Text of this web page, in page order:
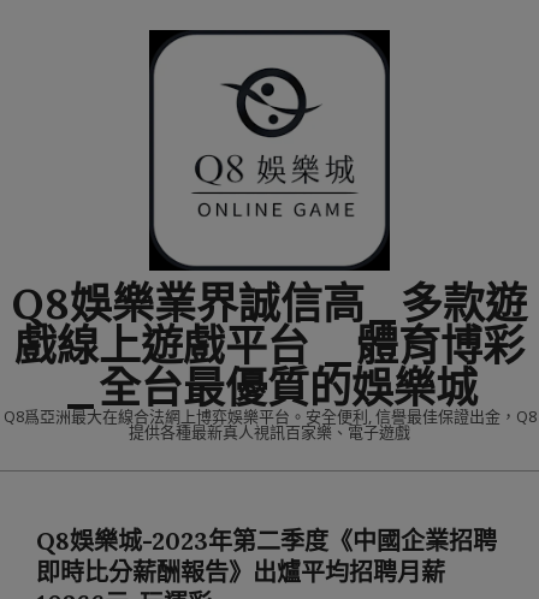
Q8娛樂業界誠信高_多款遊
戲線上遊戲平台 _體育博彩
_全台最優質的娛樂城
Q8爲亞洲最大在線合法網上博弈娛樂平台。安全便利, 信譽最佳保證出金，Q8
提供各種最新真人視訊百家樂、電子遊戲
MenuQ8娛樂城-2023年第二季度《中國企業招聘
即時比分薪酬報告》出爐平均招聘月薪